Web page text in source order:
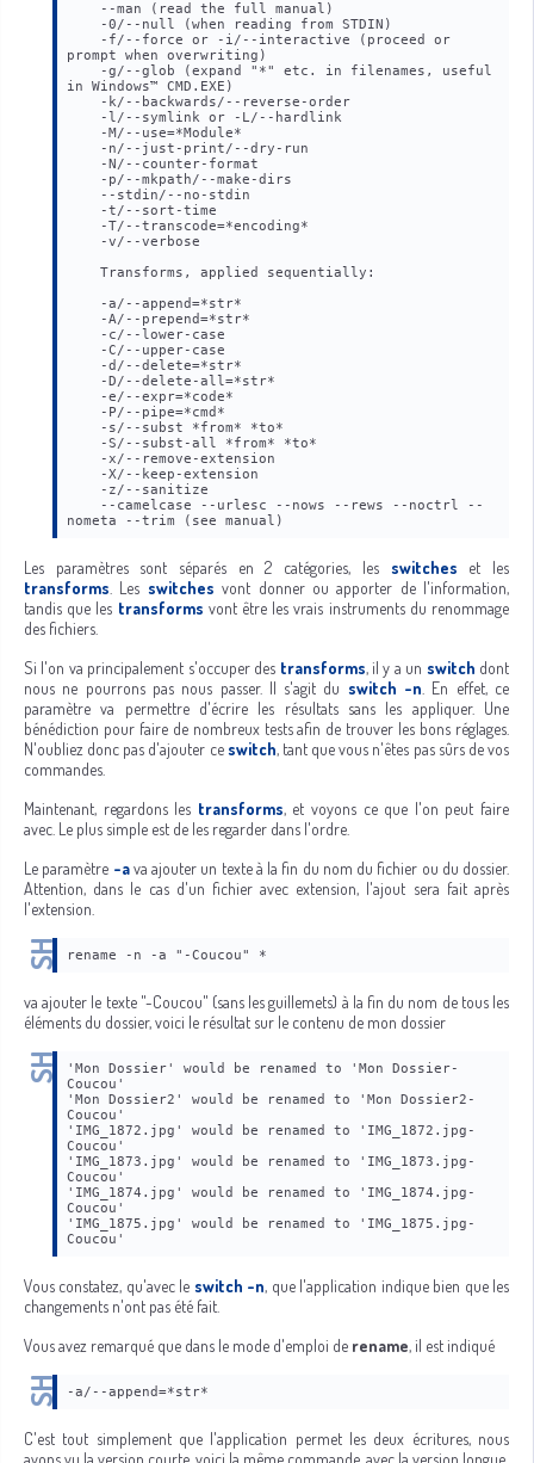
--man (read the full manual)
-0/--null (when reading from STDIN)
-f/--force or -i/--interactive (proceed or
prompt when overwriting)
-g/--glob (expand "*" etc. in filenames, useful
in Windows™ CMD.EXE)
-k/--backwards/--reverse-order
-l/--symlink or -L/--hardlink
-M/--use=*Module*
-n/--just-print/--dry-run
-N/--counter-format
-p/--mkpath/--make-dirs
--stdin/--no-stdin
-t/--sort-time
-T/--transcode=*encoding*
-v/--verbose
Transforms, applied sequentially:
-a/--append=*str*
-A/--prepend=*str*
-c/--lower-case
-C/--upper-case
-d/--delete=*str*
-D/--delete-all=*str*
-e/--expr=*code*
-P/--pipe=*cmd*
-s/--subst *from* *to*
-S/--subst-all *from* *to*
-x/--remove-extension
-X/--keep-extension
-z/--sanitize
--camelcase --urlesc --nows --rews --noctrl --
nometa --trim (see manual)
Les paramètres sont séparés en 2 catégories, les switches et les
transforms . Les switches vont donner ou apporter de l'information,
tandis que les transforms vont être les vrais instruments du renommage
des fichiers.
Si l'on va principalement s'occuper des transforms, il y a un switch dont
nous ne pourrons pas nous passer. Il s'agit du switch -n . En effet, ce
paramètre va permettre d'écrire les résultats sans les appliquer. Une
bénédiction pour faire de nombreux tests afin de trouver les bons réglages.
N'oubliez donc pas d'ajouter ceswitch, tant que vous n'êtes pas sûrs de vos
commandes.
Maintenant, regardons les transforms, et voyons ce que l'on peut faire
avec. Le plus simple est de les regarder dans l'ordre.
Le paramètre -ava ajouter un texte à la fin du nom du fichier ou du dossier.
Attention, dans le cas d'un fichier avec extension, l'ajout sera fait après
l'extension.
rename -n -a "-Coucou" *
va ajouter le texte "-Coucou" (sans les guillemets) à la fin du nom de tous les
éléments du dossier, voici le résultat sur le contenu de mon dossier
'Mon Dossier' would be renamed to 'Mon Dossier-
Coucou'
'Mon Dossier2' would be renamed to 'Mon Dossier2-
Coucou'
'IMG_1872.jpg' would be renamed to 'IMG_1872.jpg-
Coucou'
'IMG_1873.jpg' would be renamed to 'IMG_1873.jpg-
Coucou'
'IMG_1874.jpg' would be renamed to 'IMG_1874.jpg-
Coucou'
'IMG_1875.jpg' would be renamed to 'IMG_1875.jpg-
Coucou'
Vous constatez, qu'avec le switch -n, que l'application indique bien que les
changements n'ont pas été fait.
Vous avez remarqué que dans le mode d'emploi de rename, il est indiqué
-a/--append=*str*
C'est tout simplement que l'application permet les deux écritures, nous
avons vu la version courte, voici la même commande, avec la version longue